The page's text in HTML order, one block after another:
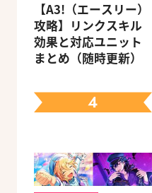
【A3!（エースリー）
攻略】リンクスキル
効果と対応ユニット
まとめ（随時更新）
4